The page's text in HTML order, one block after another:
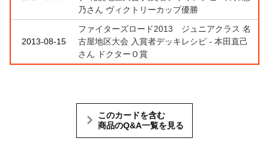
乃さん ヴィクトリーカップ優勝
2013-08-15
ファイターズロード2013 ジュニアクラス 名
古屋地区大会 入賞者デッキレシピ - 本田直己
さん ドクターＯ賞
このカードを含む
商品のQ&A一覧を見る